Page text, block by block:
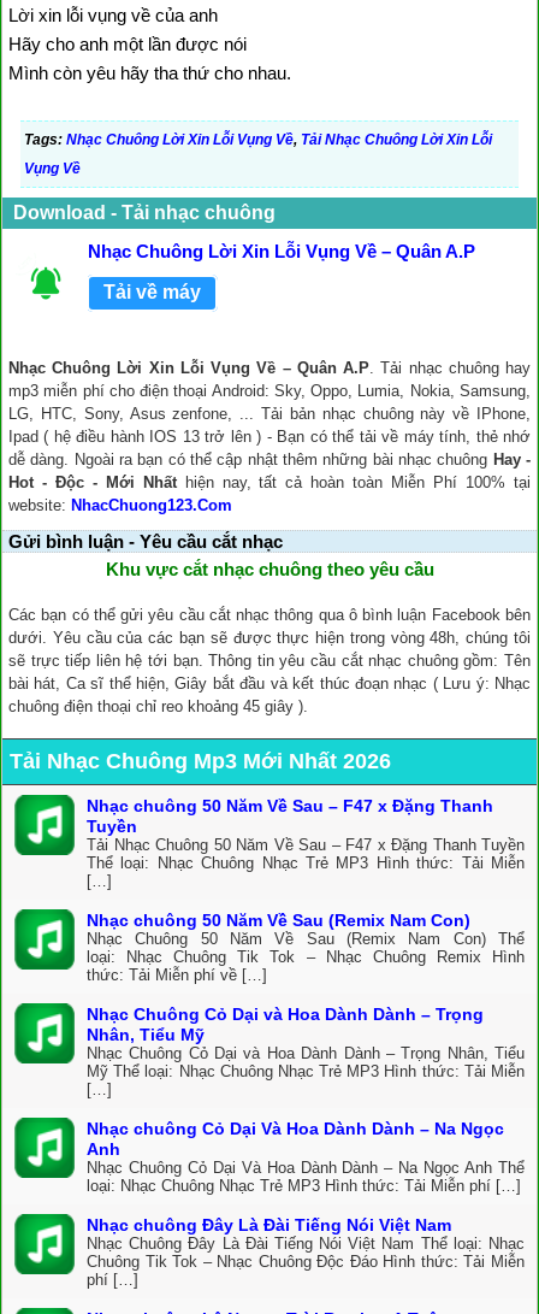
Lời xin lỗi vụng về của anh
Hãy cho anh một lần được nói
Mình còn yêu hãy tha thứ cho nhau.
Tags: Nhạc Chuông Lời Xin Lỗi Vụng Về, Tải Nhạc Chuông Lời Xin Lỗi
Vụng Về
Download - Tải nhạc chuông
Nhạc Chuông Lời Xin Lỗi Vụng Về – Quân A.P
Tải về máy
Nhạc Chuông Lời Xin Lỗi Vụng Về – Quân A.P. Tải nhạc chuông hay
mp3 miễn phí cho điện thoại Android: Sky, Oppo, Lumia, Nokia, Samsung,
LG, HTC, Sony, Asus zenfone, ... Tải bản nhạc chuông này về IPhone,
Ipad ( hệ điều hành IOS 13 trở lên ) - Bạn có thể tải về máy tính, thẻ nhớ
dễ dàng. Ngoài ra bạn có thể cập nhật thêm những bài nhạc chuông Hay -
Hot - Độc - Mới Nhấthiện nay, tất cả hoàn toàn Miễn Phí 100% tại
website: NhacChuong123.Com
Gửi bình luận - Yêu cầu cắt nhạc
Khu vực cắt nhạc chuông theo yêu cầu
Các bạn có thể gửi yêu cầu cắt nhạc thông qua ô bình luận Facebook bên
dưới. Yêu cầu của các bạn sẽ được thực hiện trong vòng 48h, chúng tôi
sẽ trực tiếp liên hệ tới bạn. Thông tin yêu cầu cắt nhạc chuông gồm: Tên
bài hát, Ca sĩ thể hiện, Giây bắt đầu và kết thúc đoạn nhạc ( Lưu ý: Nhạc
chuông điện thoại chỉ reo khoảng 45 giây ).
Tải Nhạc Chuông Mp3 Mới Nhất 2026
Nhạc chuông 50 Năm Về Sau – F47 x Đặng Thanh
Tuyền
Tải Nhạc Chuông 50 Năm Về Sau – F47 x Đặng Thanh Tuyền
Thể loại: Nhạc Chuông Nhạc Trẻ MP3 Hình thức: Tải Miễn
[…]
Nhạc chuông 50 Năm Về Sau (Remix Nam Con)
Nhạc Chuông 50 Năm Về Sau (Remix Nam Con) Thể
loại: Nhạc Chuông Tik Tok – Nhạc Chuông Remix Hình
thức: Tải Miễn phí về […]
Nhạc Chuông Cỏ Dại và Hoa Dành Dành – Trọng
Nhân, Tiểu Mỹ
Nhạc Chuông Cỏ Dại và Hoa Dành Dành – Trọng Nhân, Tiểu
Mỹ Thể loại: Nhạc Chuông Nhạc Trẻ MP3 Hình thức: Tải Miễn
[…]
Nhạc chuông Cỏ Dại Và Hoa Dành Dành – Na Ngọc
Anh
Nhạc Chuông Cỏ Dại Và Hoa Dành Dành – Na Ngọc Anh Thể
loại: Nhạc Chuông Nhạc Trẻ MP3 Hình thức: Tải Miễn phí […]
Nhạc chuông Đây Là Đài Tiếng Nói Việt Nam
Nhạc Chuông Đây Là Đài Tiếng Nói Việt Nam Thể loại: Nhạc
Chuông Tik Tok – Nhạc Chuông Độc Đáo Hình thức: Tải Miễn
phí […]